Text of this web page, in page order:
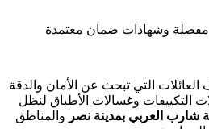
مفصلة وشهادات ضمان معتمدة
العائلات التي تبحث عن الأمان والدقة
التكييفات وغسالات الأطباق لنظل
شارب العربي بمدينة نصر والمناطق